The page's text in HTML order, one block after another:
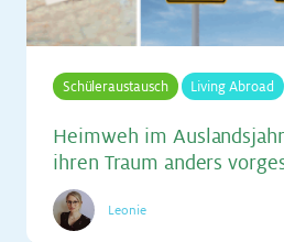
Schüleraustausch Living Abroad
Heim­weh im
ih­ren Traum an­ders
Leonie